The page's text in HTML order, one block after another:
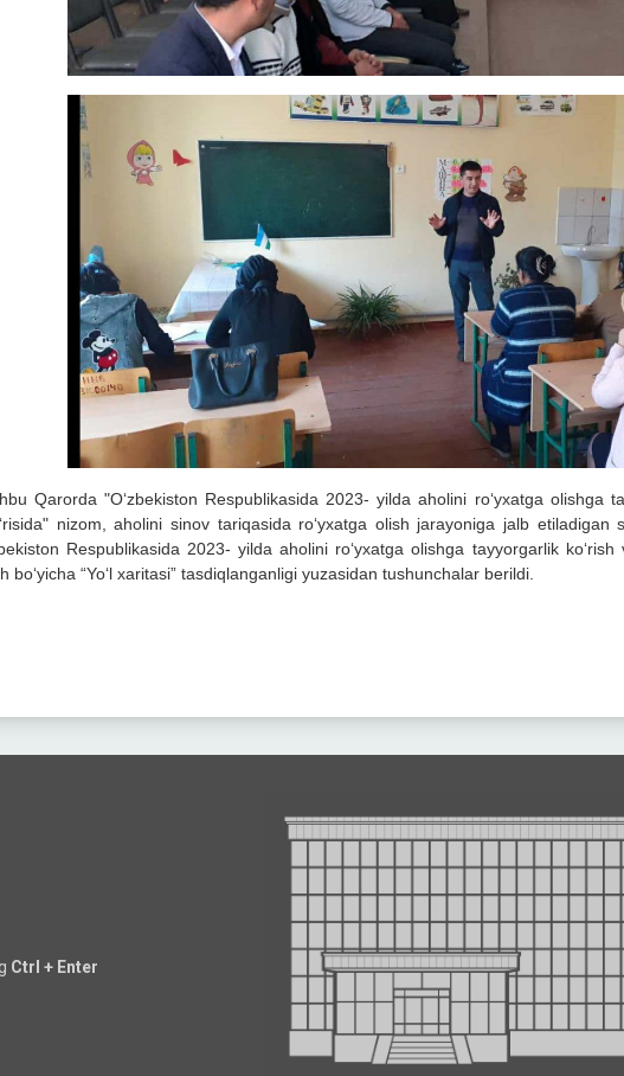
Qarorda "O‘zbekiston Respublikasida 2023- yilda aholini ro‘yxatga olishga
nizom, aholini sinov tariqasida ro‘yxatga olish jarayoniga jalb etiladigan
Respublikasida 2023- yilda aholini ro‘yxatga olishga tayyorgarlik
bo‘yicha “Yo‘l xaritasi” tasdiqlanganligi yuzasidan tushunchalar berildi.
Ctrl + Enter